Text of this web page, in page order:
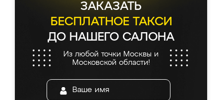
ЗАКАЗАТЬ
БЕСПЛАТНОЕ ТАКСИ
ДО НАШЕГО САЛОНА
Из любой точки Москвы и
Московской области!